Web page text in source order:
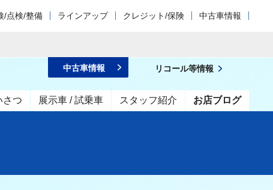
/点検/整備 ラインアップ クレジット/保険 中古車情報
さつ 展示車 / 試乗車 スタッフ紹介 お店ブログ
中古車情報 リコール等情報